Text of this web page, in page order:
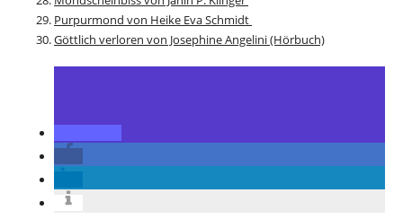
Purpurmond von Heike Eva Schmidt
Göttlich verloren von Josephine Angelini (Hörbuch)